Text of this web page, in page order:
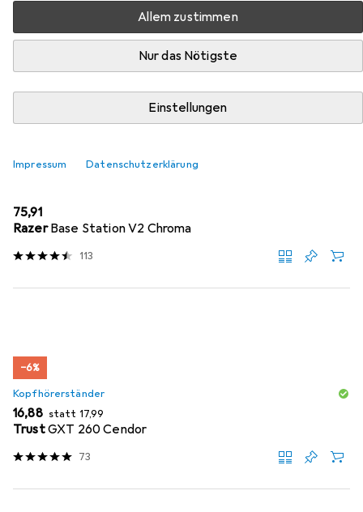
Allem zustimmen
Nur das Nötigste
Einstellungen
Impressum Datenschutzerklärung
Hier findest du passendes Zubehör zum Produkt Nacon
Gaming RIG 400HX Stereo Gaming Headset - camo
forest aus der Kategorie Kopfhörerständer.
Relevanz
Produktliste
EUR
75,91
Razer Base Station V2 Chroma
113
−6%
Kopfhörerständer
EUR
16,88 statt EUR
17,99
TrustGXT 260 Cendor
73